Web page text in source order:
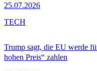
25.07.2026
Trump sagt, die EU werde
hohen Preis“ zahlen
TECH